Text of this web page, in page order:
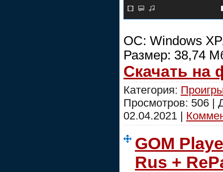
ОС: Windows
Размер: 38,74
Скачать на
Категория:
Просмотров: 506 |
02.04.2021 |
GOM
Rus +